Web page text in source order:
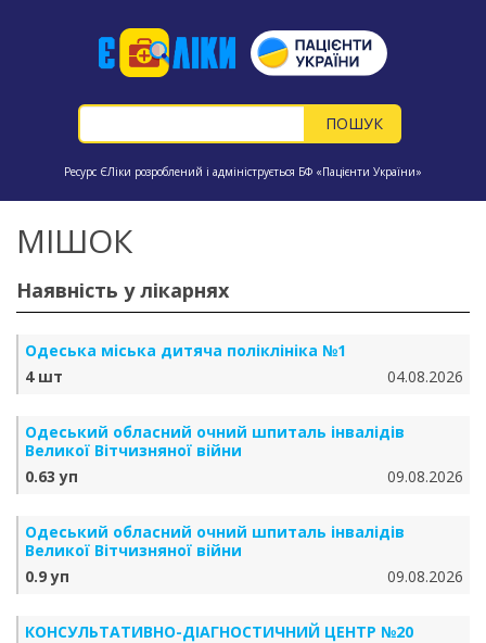
Ресурс ЄЛіки розроблений і адмініструється БФ «Пацієнти України»
МІШОК
Наявність у лікарнях
Одеська міська дитяча поліклініка №1
4 шт
04.08.2026
Одеський обласний очний шпиталь інвалідів
Великої Вітчизняної війни
0.63 уп
09.08.2026
Одеський обласний очний шпиталь інвалідів
Великої Вітчизняної війни
0.9 уп
09.08.2026
КОНСУЛЬТАТИВНО-ДІАГНОСТИЧНИЙ ЦЕНТР №20